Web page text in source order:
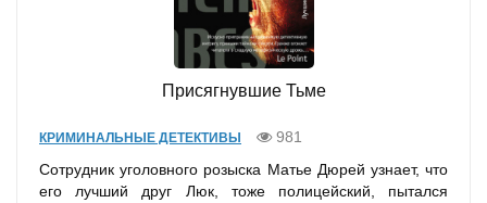
Присягнувшие Тьме
КРИМИНАЛЬНЫЕ ДЕТЕКТИВЫ
981
Сотрудник уголовного розыска Матье Дюрей узнает, что
его лучший друг Люк, тоже полицейский, пытался